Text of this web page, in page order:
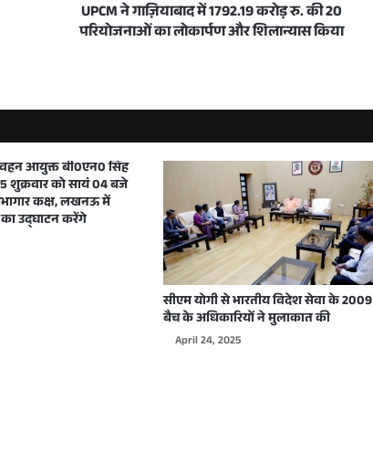
भेंट
मुख्यमंत्री ने शारदीय नवरात्रि में महाअष्टमी एवं महानवमी के अवसर पर प्रदेशवासियों को हार्दिक बधाई और शुभकामनाएं दीं
दिल्ली में WJAI द्वारा आयोजित होने वाले कार्यक्रम के लिए उत्तर प्रदेश के मुख्यमंत्री योगी आदित्यनाथ को दिया गया आमंत्रण
UPCM ने गाज़ियाबाद में 1792.19 करोड़ रु. की 20
परियोजनाओं का लोकार्पण और शिलान्यास किया
आयुक्त बी0एन0 सिंह
शुक्रवार को सायं 04 बजे
कक्ष, लखनऊ में
उद्घाटन करेंगे
सीएम योगी से भारतीय विदेश सेवा के 2009
बैच के अधिकारियों ने मुलाकात की
April 24, 2025